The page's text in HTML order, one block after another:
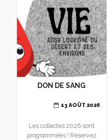
DON DE SANG
13 AOÛT 2026
Les collectes 2026 sont
programmées ! Réservez